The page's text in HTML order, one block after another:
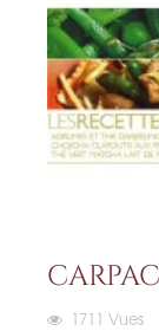
1711 Vues